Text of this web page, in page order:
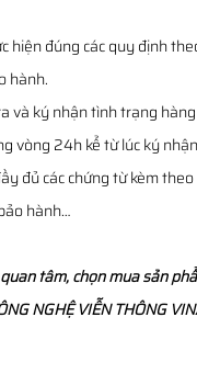
hiện đúng các quy định
hành.
và ký nhận tình trạng
vòng 24h kể từ lúc ký
đủ các chứng từ kèm
hành…
tâm, chọn mua sản
NGHỆ VIỄN THÔNG